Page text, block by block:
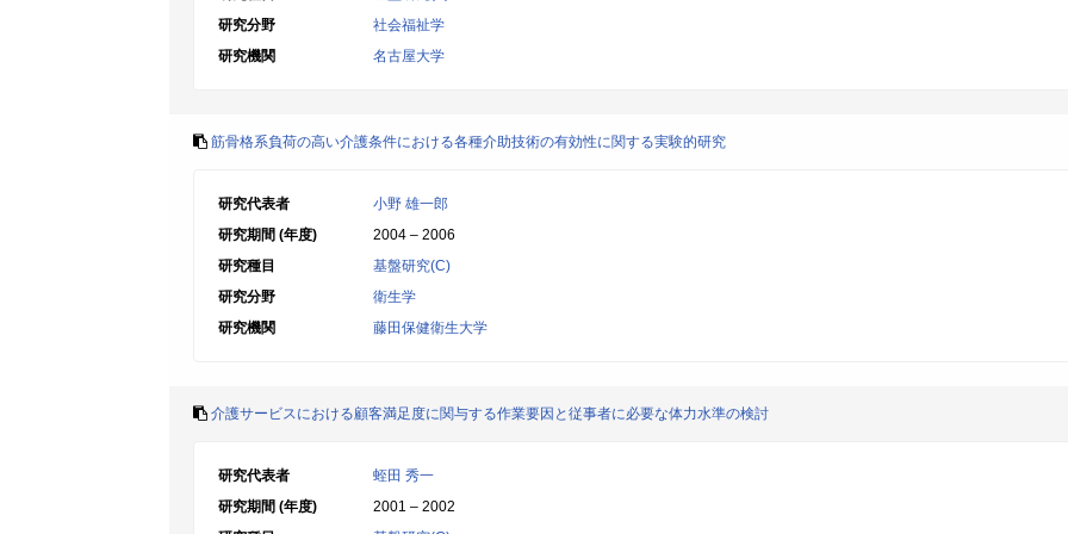
研究分野
社会福祉学
研究機関
名古屋大学
筋骨格系負荷の高い介護条件における各種介助技術の有効性に関する実験的研究
研究代表者
小野 雄一郎
研究期間 (年度)
2004 – 2006
研究種目
基盤研究(C)
研究分野
衛生学
研究機関
藤田保健衛生大学
介護サービスにおける顧客満足度に関与する作業要因と従事者に必要な体力水準の検討
研究代表者
蛭田 秀一
研究期間 (年度)
2001 – 2002